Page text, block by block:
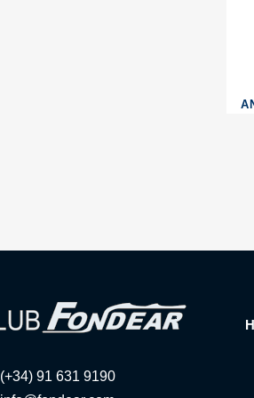
(+34) 91 631 9190